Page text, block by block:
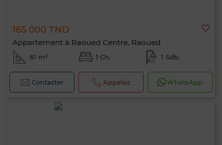
165 000 TND
Appartement à Raoued Centre, Raoued
61 m² 1 Ch. 1 Sdb.
Contacter Appelez WhatsApp